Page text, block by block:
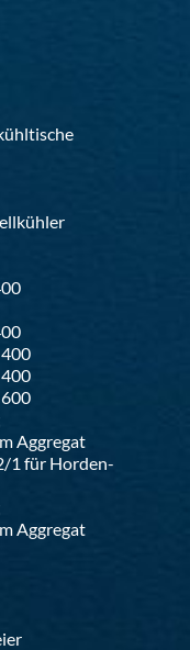
Aggregat
1 für Horden-
Aggregat